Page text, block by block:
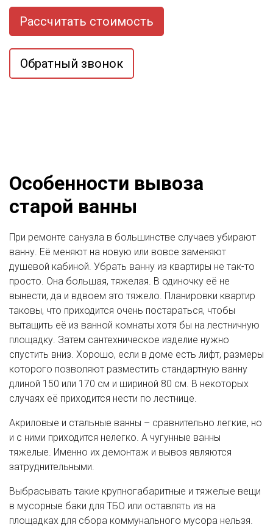
Рассчитать стоимость
Обратный звонок
Особенности вывоза
старой ванны
При ремонте санузла в большинстве случаев убирают
ванну. Её меняют на новую или вовсе заменяют
душевой кабиной. Убрать ванну из квартиры не так-то
просто. Она большая, тяжелая. В одиночку её не
вынести, да и вдвоем это тяжело. Планировки квартир
таковы, что приходится очень постараться, чтобы
вытащить её из ванной комнаты хотя бы на лестничную
площадку. Затем сантехническое изделие нужно
спустить вниз. Хорошо, если в доме есть лифт, размеры
которого позволяют разместить стандартную ванну
длиной 150 или 170 см и шириной 80 см. В некоторых
случаях её приходится нести по лестнице.
Акриловые и стальные ванны – сравнительно легкие, но
и с ними приходится нелегко. А чугунные ванны
тяжелые. Именно их демонтаж и вывоз являются
затруднительными.
Выбрасывать такие крупногабаритные и тяжелые вещи
в мусорные баки для ТБО или оставлять из на
площадках для сбора коммунального мусора нельзя.